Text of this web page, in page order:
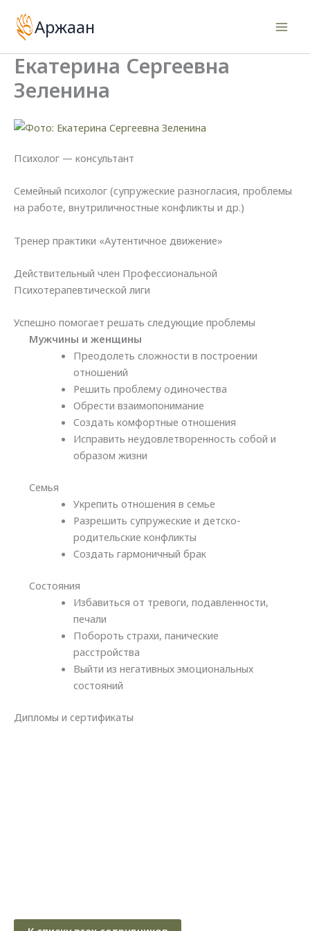
содержимому
Аржаан
Екатерина Сергеевна
Зеленина
Психолог — консультант
Семейный психолог (супружеские разногласия, проблемы
на работе, внутриличностные конфликты и др.)
Тренер практики «Аутентичное движение»
Действительный член Профессиональной
Психотерапевтической лиги
Успешно помогает решать следующие проблемы
Мужчины и женщины
Преодолеть сложности в построении
отношений
Решить проблему одиночества
Обрести взаимопонимание
Создать комфортные отношения
Исправить неудовлетворенность собой и
образом жизни
Семья
Укрепить отношения в семье
Разрешить супружеские и детско-
родительские конфликты
Создать гармоничный брак
Состояния
Избавиться от тревоги, подавленности,
печали
Побороть страхи, панические
расстройства
Выйти из негативных эмоциональных
состояний
Дипломы и сертификаты